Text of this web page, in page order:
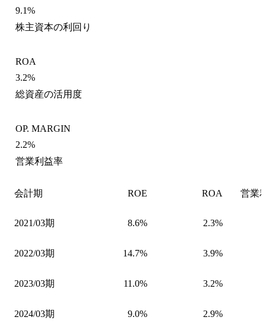
9.1%
株主資本の利回り
ROA
3.2%
総資産の活用度
OP. MARGIN
2.2%
営業利益率
会計期 ROE ROA 営業
2021/03期 8.6% 2.3%
2022/03期 14.7% 3.9%
2023/03期 11.0% 3.2%
2024/03期 9.0% 2.9%